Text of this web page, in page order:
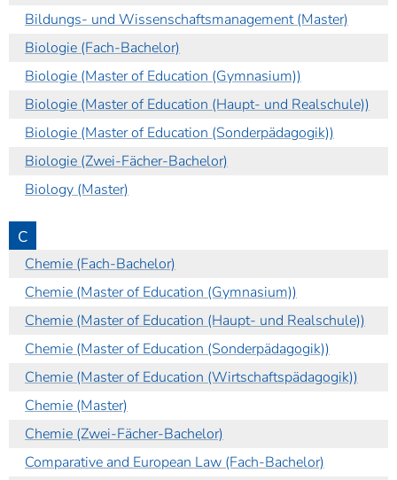
Bildungs- und Wissenschaftsmanagement (Master)
Biologie (Fach-Bachelor)
Biologie (Master of Education (Gymnasium))
Biologie (Master of Education (Haupt- und Realschule))
Biologie (Master of Education (Sonderpädagogik))
Biologie (Zwei-Fächer-Bachelor)
Biology (Master)
C
Chemie (Fach-Bachelor)
Chemie (Master of Education (Gymnasium))
Chemie (Master of Education (Haupt- und Realschule))
Chemie (Master of Education (Sonderpädagogik))
Chemie (Master of Education (Wirtschaftspädagogik))
Chemie (Master)
Chemie (Zwei-Fächer-Bachelor)
Comparative and European Law (Fach-Bachelor)